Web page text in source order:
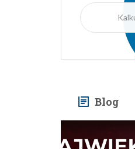
Blog